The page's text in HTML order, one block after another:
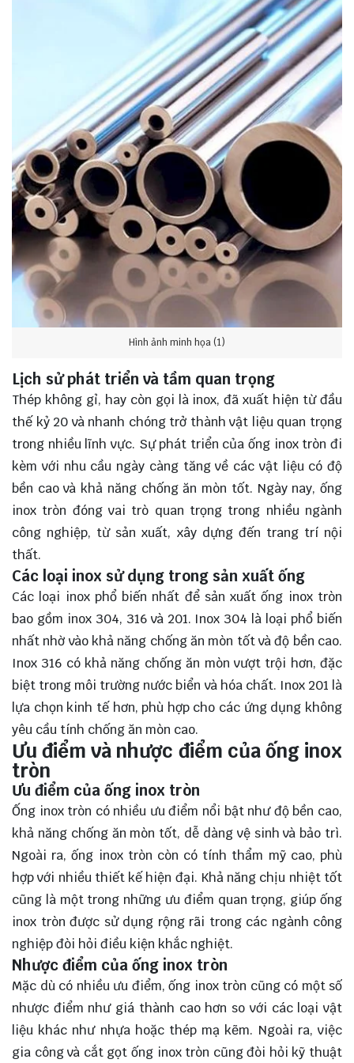
Hình ảnh minh họa (1)
Lịch sử phát triển và tầm quan trọng
Thép không gỉ, hay còn gọi là inox, đã xuất hiện từ đầu
thế kỷ 20 và nhanh chóng trở thành vật liệu quan trọng
trong nhiều lĩnh vực. Sự phát triển của ống inox tròn đi
kèm với nhu cầu ngày càng tăng về các vật liệu có độ
bền cao và khả năng chống ăn mòn tốt. Ngày nay, ống
inox tròn đóng vai trò quan trọng trong nhiều ngành
công nghiệp, từ sản xuất, xây dựng đến trang trí nội
thất.
Các loại inox sử dụng trong sản xuất ống
Các loại inox phổ biến nhất để sản xuất ống inox tròn
bao gồm inox 304, 316 và 201. Inox 304 là loại phổ biến
nhất nhờ vào khả năng chống ăn mòn tốt và độ bền cao.
Inox 316 có khả năng chống ăn mòn vượt trội hơn, đặc
biệt trong môi trường nước biển và hóa chất. Inox 201 là
lựa chọn kinh tế hơn, phù hợp cho các ứng dụng không
yêu cầu tính chống ăn mòn cao.
Ưu điểm và nhược điểm của ống inox
tròn
Ưu điểm của ống inox tròn
Ống inox tròn có nhiều ưu điểm nổi bật như độ bền cao,
khả năng chống ăn mòn tốt, dễ dàng vệ sinh và bảo trì.
Ngoài ra, ống inox tròn còn có tính thẩm mỹ cao, phù
hợp với nhiều thiết kế hiện đại. Khả năng chịu nhiệt tốt
cũng là một trong những ưu điểm quan trọng, giúp ống
inox tròn được sử dụng rộng rãi trong các ngành công
nghiệp đòi hỏi điều kiện khắc nghiệt.
Nhược điểm của ống inox tròn
Mặc dù có nhiều ưu điểm, ống inox tròn cũng có một số
nhược điểm như giá thành cao hơn so với các loại vật
liệu khác như nhựa hoặc thép mạ kẽm. Ngoài ra, việc
gia công và cắt gọt ống inox tròn cũng đòi hỏi kỹ thuật